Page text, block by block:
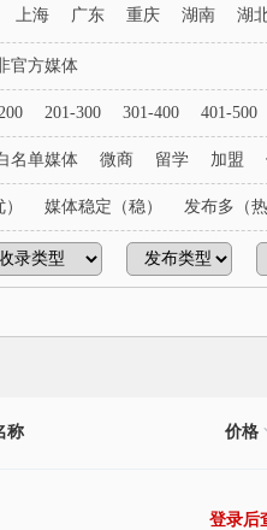
上海 广东 重庆 湖南 湖
官方媒体
201-300 301-400 401-500
名单媒体 微商 留学 加盟
媒体稳定（稳） 发布多（
称 价格
登录后